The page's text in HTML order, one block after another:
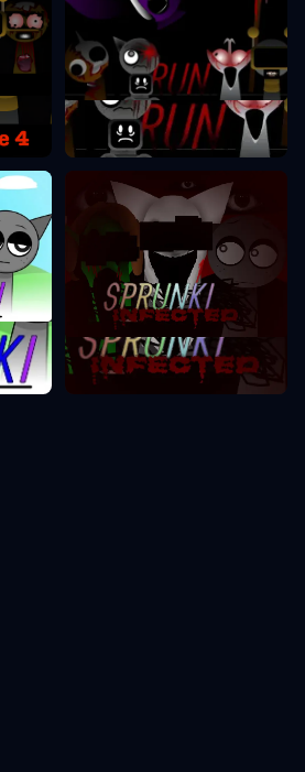
Sprunki Fase 7
Sprunki Fase 2